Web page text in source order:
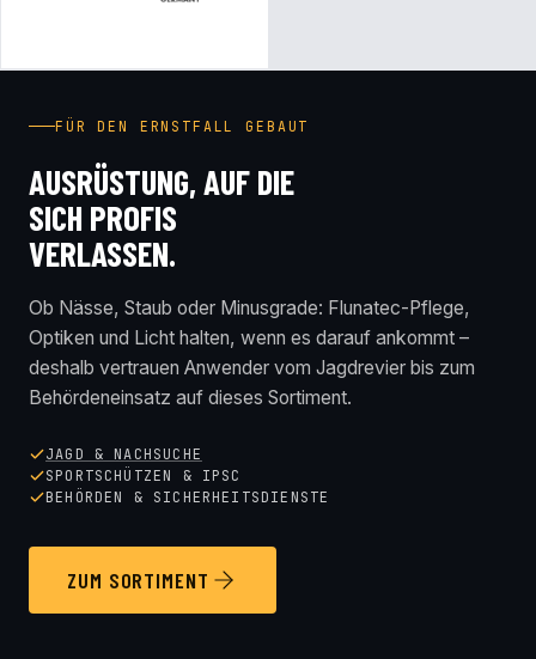
FÜR DEN ERNSTFALL GEBAUT
AUSRÜSTUNG, AUF DIE
SICH PROFIS
VERLASSEN.
Ob Nässe, Staub oder Minusgrade: Flunatec-Pflege,
Optiken und Licht halten, wenn es darauf ankommt –
deshalb vertrauen Anwender vom Jagdrevier bis zum
Behördeneinsatz auf dieses Sortiment.
JAGD & NACHSUCHE
SPORTSCHÜTZEN & IPSC
BEHÖRDEN & SICHERHEITSDIENSTE
ZUM SORTIMENT